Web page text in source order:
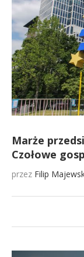
Marże
Czołowe
przez Filip